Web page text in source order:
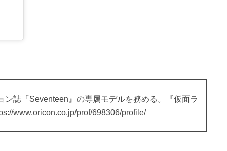
誌『Seventeen』の専属モデルを務める。『仮面ラ
www.oricon.co.jp/prof/698306/profile/